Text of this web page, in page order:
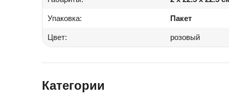
Упаковка: Пакет
Цвет: розовый
Категории